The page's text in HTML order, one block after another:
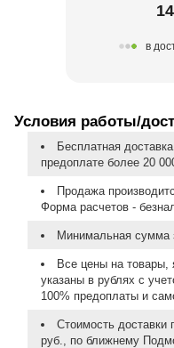
в
Условия работы/
Бесплатная
предоплате более 20
Продажа
Форма расчетов -
Минимальная сумма
Все цены на товары,
указаны в рублях с
100% предоплаты и
Стоимость
руб., по ближнему